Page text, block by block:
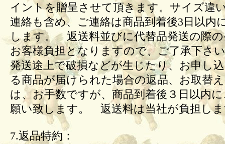
イントを贈呈させて頂きます。サイズ違
連絡も含め、ご連絡は商品到着後3日以内
します。 返送料並びに代替品発送の際の
お客様負担となりますので、ご了承下さ
発送途上で破損などが生じたり、お申し
る商品が届けられた場合の返品、お取替
は、お手数ですが、商品到着後３日以内
願い致します。 返送料は当社が負担し
7.返品特約：